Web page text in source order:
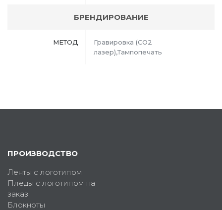
БРЕНДИРОВАНИЕ
МЕТОД
Гравировка (CO2
лазер),Тампопечать
ПРОИЗВОДСТВО
Ленты с логотипом
Пледы с логотипом на
заказ
Блокноты